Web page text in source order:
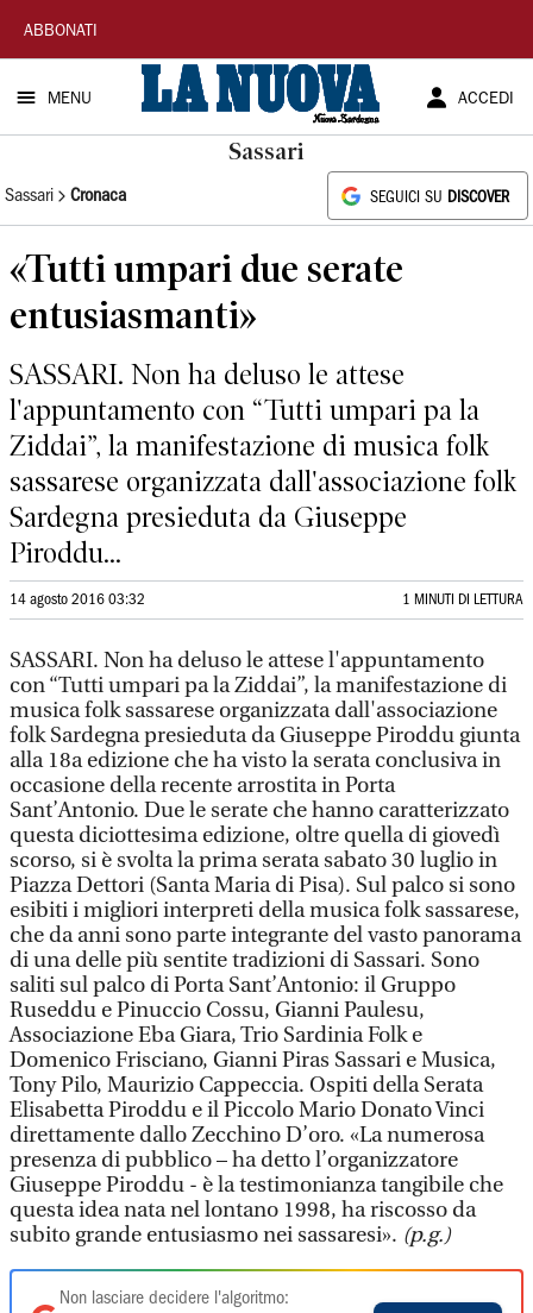
La
Nuova
Sardegna
ABBONATI
MENU ACCEDI
Sassari
Sassari Cronaca SEGUICI SU DISCOVER
«Tutti umpari due serate
entusiasmanti»
SASSARI. Non ha deluso le attese
l'appuntamento con “Tutti umpari pa la
Ziddai”, la manifestazione di musica folk
sassarese organizzata dall'associazione folk
Sardegna presieduta da Giuseppe
Piroddu...
14 agosto 2016 03:32 1 MINUTI DI LETTURA
SASSARI. Non ha deluso le attese l'appuntamento
con “Tutti umpari pa la Ziddai”, la manifestazione di
musica folk sassarese organizzata dall'associazione
folk Sardegna presieduta da Giuseppe Piroddu giunta
alla 18a edizione che ha visto la serata conclusiva in
occasione della recente arrostita in Porta
Sant’Antonio. Due le serate che hanno caratterizzato
questa diciottesima edizione, oltre quella di giovedì
scorso, si è svolta la prima serata sabato 30 luglio in
Piazza Dettori (Santa Maria di Pisa). Sul palco si sono
esibiti i migliori interpreti della musica folk sassarese,
che da anni sono parte integrante del vasto panorama
di una delle più sentite tradizioni di Sassari. Sono
saliti sul palco di Porta Sant’Antonio: il Gruppo
Ruseddu e Pinuccio Cossu, Gianni Paulesu,
Associazione Eba Giara, Trio Sardinia Folk e
Domenico Frisciano, Gianni Piras Sassari e Musica,
Tony Pilo, Maurizio Cappeccia. Ospiti della Serata
Elisabetta Piroddu e il Piccolo Mario Donato Vinci
direttamente dallo Zecchino D’oro. «La numerosa
presenza di pubblico – ha detto l’organizzatore
Giuseppe Piroddu - è la testimonianza tangibile che
questa idea nata nel lontano 1998, ha riscosso da
subito grande entusiasmo nei sassaresi». (p.g.)
Non lasciare decidere l'algoritmo: